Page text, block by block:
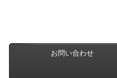
お問い合わせ